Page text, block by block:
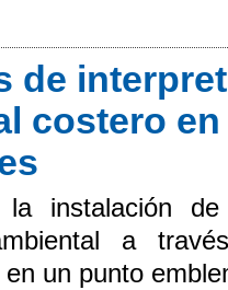
de
costero
la instalación
a
un punto